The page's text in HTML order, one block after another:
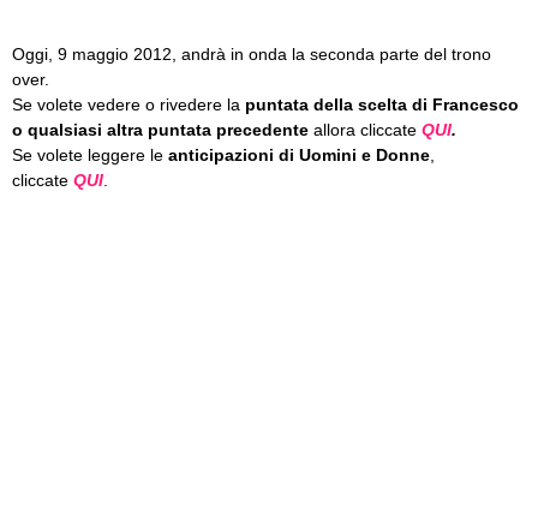
Oggi, 9 maggio 2012, andrà in onda la seconda parte del trono
over.
Se volete vedere o rivedere la puntata della scelta di Francesco
o qualsiasi altra puntata precedente allora cliccate QUI.
Se volete leggere le anticipazioni di Uomini e Donne
cliccate QUI